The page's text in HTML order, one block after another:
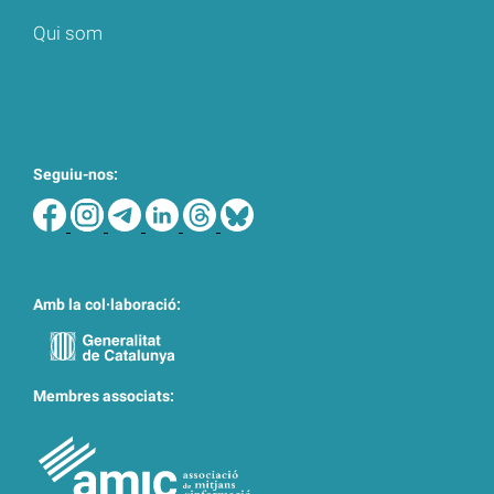
Qui som
Seguiu-nos:
Amb la col·laboració:
Membres associats: